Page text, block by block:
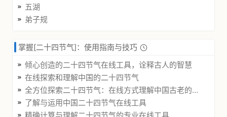
五湖
弟子规
掌握[二十四节气]：使用指南与技巧
倾心创造的二十四节气在线工具，诠释古人的智慧
在线探索和理解中国的二十四节气
全方位探索二十四节气：在线方式理解中国古老的时间系统
了解与运用中国二十四节气在线工具